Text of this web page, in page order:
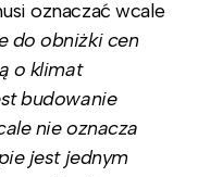
oznaczać wcale
do obniżki cen
o klimat
budowanie
nie oznacza
jest jednym